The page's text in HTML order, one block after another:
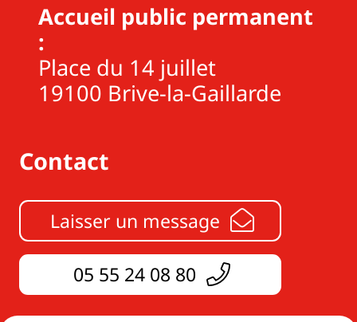
Accueil public permanent
:
Place du 14 juillet
19100 Brive-la-Gaillarde
Contact
Laisser un message
05 55 24 08 80